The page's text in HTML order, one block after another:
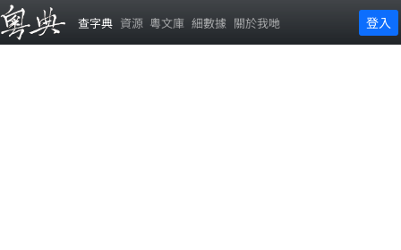
查字典 資源 粵文庫 細數據 關於我哋 登入